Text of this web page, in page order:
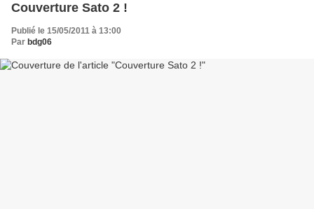
Couverture Sato 2 !
Publié le 15/05/2011 à 13:00
Par bdg06